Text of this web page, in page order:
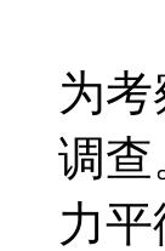
为
调查
力